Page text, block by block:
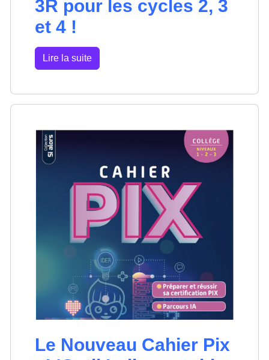
3R pour les cycles 2, 3
et 4 !
Lire la suite
Le Nouveau Cahier Pix